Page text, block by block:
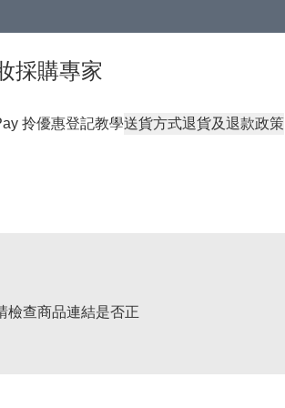
採購專家
拎優惠登記教學送貨方式退貨及退款政策
檢查商品連結是否正